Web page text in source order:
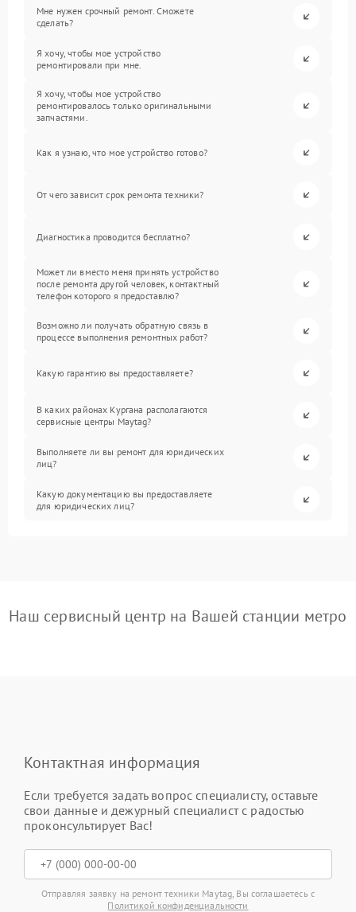
Мне нужен срочный ремонт. Сможете
сделать?
Я хочу, чтобы мое устройство
ремонтировали при мне.
Я хочу, чтобы мое устройство
ремонтировалось только оригинальными
запчастями.
Как я узнаю, что мое устройство готово?
От чего зависит срок ремонта техники?
Диагностика проводится бесплатно?
Может ли вместо меня принять устройство
после ремонта другой человек, контактный
телефон которого я предоставлю?
Возможно ли получать обратную связь в
процессе выполнения ремонтных работ?
Какую гарантию вы предоставляете?
В каких районах Кургана располагаются
сервисные центры Maytag?
Выполняете ли вы ремонт для юридических
лиц?
Какую документацию вы предоставляете
для юридических лиц?
Наш сервисный центр на Вашей станции метро
Контактная информация
Если требуется задать вопрос специалисту, оставьте
свои данные и дежурный специалист с радостью
проконсультирует Вас!
Отправляя заявку на ремонт техники Maytag, Вы соглашаетесь с
Политикой конфиденциальности